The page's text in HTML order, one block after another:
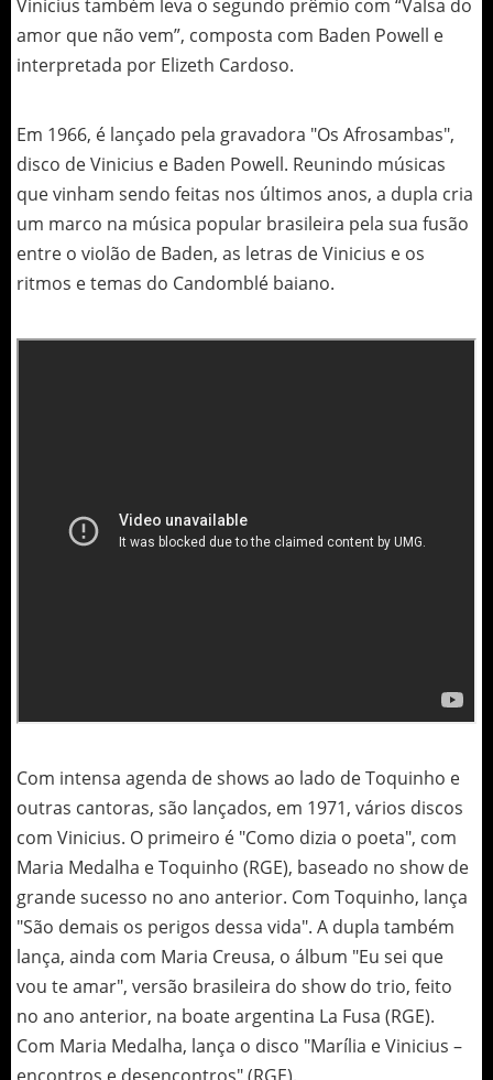
Vinícius também leva o segundo prêmio com “Valsa do
amor que não vem”, composta com Baden Powell e
interpretada por Elizeth Cardoso.
Em 1966, é lançado pela gravadora "Os Afrosambas",
disco de Vinicius e Baden Powell. Reunindo músicas
que vinham sendo feitas nos últimos anos, a dupla cria
um marco na música popular brasileira pela sua fusão
entre o violão de Baden, as letras de Vinicius e os
ritmos e temas do Candomblé baiano.
Com intensa agenda de shows ao lado de Toquinho e
outras cantoras, são lançados, em 1971, vários discos
com Vinicius. O primeiro é "Como dizia o poeta", com
Maria Medalha e Toquinho (RGE), baseado no show de
grande sucesso no ano anterior. Com Toquinho, lança
"São demais os perigos dessa vida". A dupla também
lança, ainda com Maria Creusa, o álbum "Eu sei que
vou te amar", versão brasileira do show do trio, feito
no ano anterior, na boate argentina La Fusa (RGE).
Com Maria Medalha, lança o disco "Marília e Vinicius –